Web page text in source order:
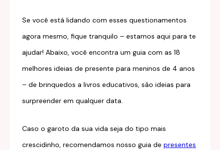
Se você está lidando com esses questionamentos
agora mesmo, fique tranquilo – estamos aqui para te
ajudar! Abaixo, você encontra um guia com as 18
melhores ideias de presente para meninos de 4 anos
– de brinquedos a livros educativos, são ideias para
surpreender em qualquer data.
Caso o garoto da sua vida seja do tipo mais
crescidinho, recomendamos nosso guia de presentes